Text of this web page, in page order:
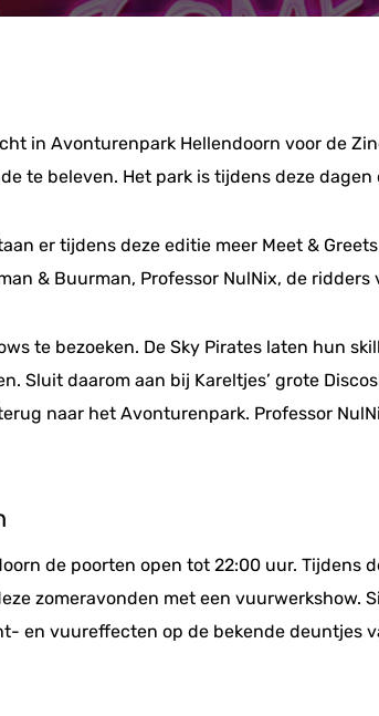
in Avonturenpark Hellendoorn voor de
te beleven. Het park is tijdens deze
er tijdens deze editie meer Meet &
& Buurman, Professor NulNix, de
te bezoeken. De Sky Pirates laten hun
Sluit daarom aan bij Kareltjes’ grote
naar het Avonturenpark. Professor
de poorten open tot 22:00 uur.
zomeravonden met een vuurwerkshow.
en vuureffecten op de bekende deuntjes